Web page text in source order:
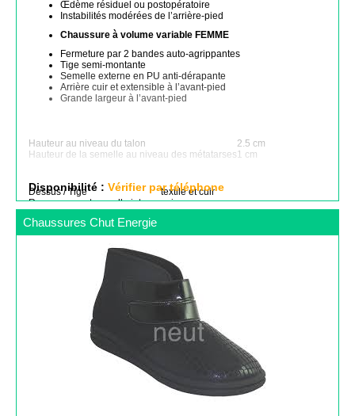
Œdème résiduel ou postopératoire
Instabilités modérées de l’arrière-pied
Chaussure à volume variable FEMME
Fermeture par 2 bandes auto-agrippantes
Tige semi-montante
Semelle externe en PU anti-dérapante
Arrière cuir et extensible à l’avant-pied
Grande largeur à l’avant-pied
Hauteur au niveau du talon
2.5 cm
Hauteur de la semelle au niveau des métatarses1 cm
Dessus / Tige
textile et cuir
Recouvrement semelle internecuir
Disponibilité : Vérifier par téléphone
Chaussures Chut Energie